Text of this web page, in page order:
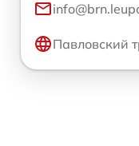
Павловский